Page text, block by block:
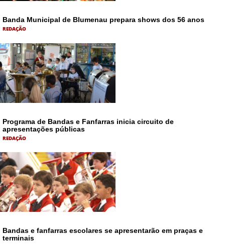
Banda Municipal de Blumenau prepara shows dos 56 anos
REDAÇÃO
Programa de Bandas e Fanfarras inicia circuito de
apresentações públicas
REDAÇÃO
Bandas e fanfarras escolares se apresentarão em praças e
terminais